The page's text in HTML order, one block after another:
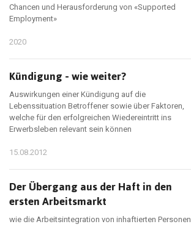
Chancen und Herausforderung von «Supported
Employment»
2020
Kündigung - wie weiter?
Auswirkungen einer Kündigung auf die
Lebenssituation Betroffener sowie über Faktoren,
welche für den erfolgreichen Wiedereintritt ins
Erwerbsleben relevant sein können
15.08.2012
Der Übergang aus der Haft in den
ersten Arbeitsmarkt
wie die Arbeitsintegration von inhaftierten Personen